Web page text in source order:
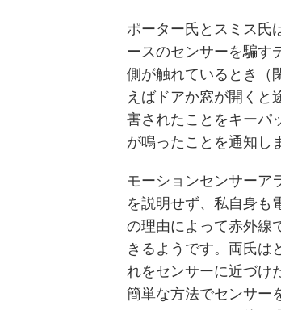
ポーター氏とスミス氏
ースのセンサーを騙す
側が触れているとき（
えばドアか窓が開くと
害されたことをキーパ
が鳴ったことを通知し
モーションセンサーア
を説明せず、私自身も
の理由によって赤外線
きるようです。両氏は
れをセンサーに近づけ
簡単な方法でセンサー